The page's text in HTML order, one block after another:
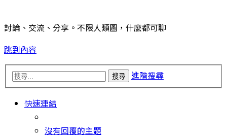
討論、交流、分享。不限人類圖，什麼都可聊
跳到內容
搜尋 進階搜尋
快速連結
沒有回覆的主題